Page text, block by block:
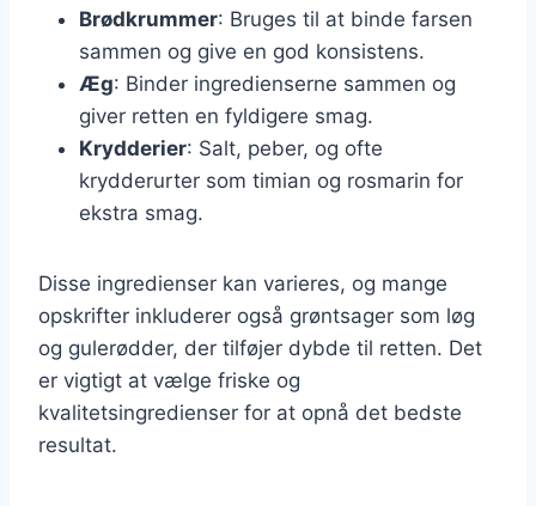
Brødkrummer: Bruges til at binde farsen
sammen og give en god konsistens.
Æg: Binder ingredienserne sammen og
giver retten en fyldigere smag.
Krydderier: Salt, peber, og ofte
krydderurter som timian og rosmarin for
ekstra smag.
Disse ingredienser kan varieres, og mange
opskrifter inkluderer også grøntsager som løg
og gulerødder, der tilføjer dybde til retten. Det
er vigtigt at vælge friske og
kvalitetsingredienser for at opnå det bedste
resultat.